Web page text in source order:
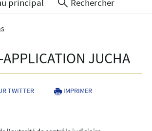
principal Rechercher
APPLICATION JUCHA
TWITTER- NOUVELLE FENÊTRE
IMPRIMER